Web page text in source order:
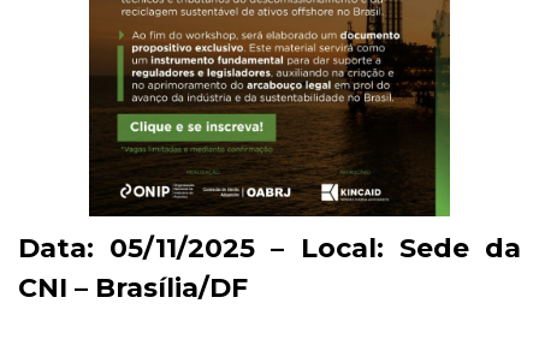
Data: 05/11/2025 – Local: Sede da
CNI – Brasília/DF